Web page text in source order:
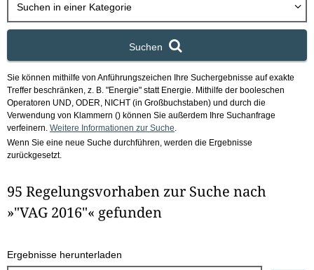
Suchen in einer Kategorie
Suchen
Sie können mithilfe von Anführungszeichen Ihre Suchergebnisse auf exakte
Treffer beschränken, z. B. "Energie" statt Energie. Mithilfe der booleschen
Operatoren UND, ODER, NICHT (in Großbuchstaben) und durch die
Verwendung von Klammern () können Sie außerdem Ihre Suchanfrage
verfeinern. Weitere Informationen zur Suche
Wenn Sie eine neue Suche durchführen, werden die Ergebnisse
zurückgesetzt.
95 Regelungsvorhaben zur Suche nach
»"VAG 2016"« gefunden
Ergebnisse herunterladen